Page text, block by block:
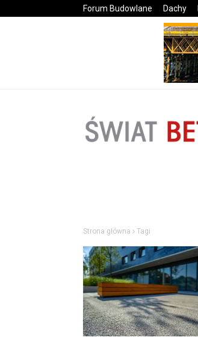
Forum Budowlane Dachy
Strona główna Tagi